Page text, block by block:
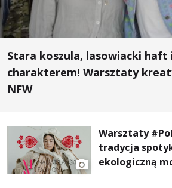
Stara koszula, lasowiacki haft
charakterem! Warsztaty
NFW
Warsztaty
tradycja
ekologiczną